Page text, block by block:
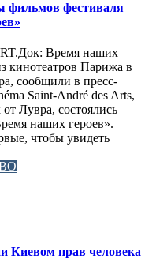
фильмов фестиваля
Время наших
кинотеатров Парижа в
сообщили в пресс-
Saint-André des Arts,
от Лувра, состоялись
наших героев».
чтобы увидеть
Киевом прав человека